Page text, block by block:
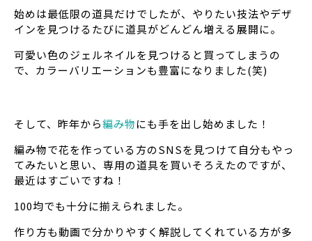
始めは最低限の道具だけでしたが、やりたい技法やデザ
インを見つけるたびに道具がどんどん増える展開に。
可愛い色のジェルネイルを見つけると買ってしまうの
で、カラーバリエーションも豊富になりました(笑)
そして、昨年から編み物にも手を出し始めました！
編み物で花を作っている方のSNSを見つけて自分もやっ
てみたいと思い、専用の道具を買いそろえたのですが、
最近はすごいですね！
100均でも十分に揃えられました。
作り方も動画で分かりやすく解説してくれている方が多